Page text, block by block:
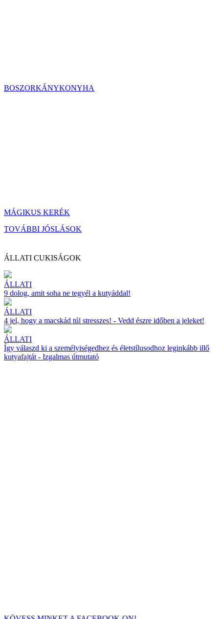
BOSZORKÁNYKONYHA
MÁGIKUS KERÉK
TOVÁBBI JÓSLÁSOK
ÁLLATI CUKISÁGOK
ÁLLATI
9 dolog, amit soha ne tegyél a kutyáddal!
ÁLLATI
4 jel, hogy a macskád túl stresszes! - Vedd észre időben a jeleket!
ÁLLATI
Így válaszd ki a személyiségedhez és életstílusodhoz leginkább illő
kutyafajtát - Izgalmas útmutató